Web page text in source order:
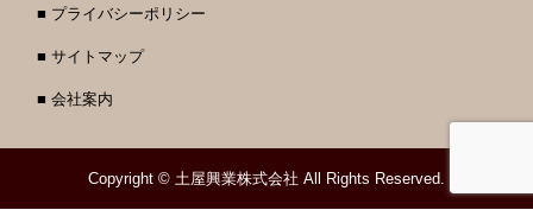
■ プライバシーポリシー
■ サイトマップ
■ 会社案内
Copyright © 土屋興業株式会社 All Rights Reserved.